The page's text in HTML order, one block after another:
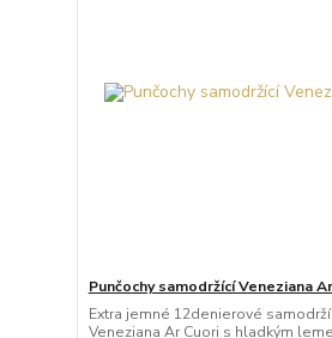
Punčochy samodržící Veneziana
Extra jemné 12denierové
Veneziana Ar Cuori s hladkým